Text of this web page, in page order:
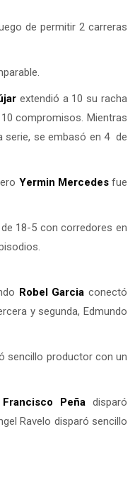
de permitir 2 carreras
extendió a 10 su racha
compromisos. Mientras
serie, se embasó en 4 de
Yermin Mercedesfue
18-5 con corredores en
Robel Garcia conectó
y segunda, Edmundo
sencillo productor con un
Francisco Peña disparó
Ravelo disparó sencillo